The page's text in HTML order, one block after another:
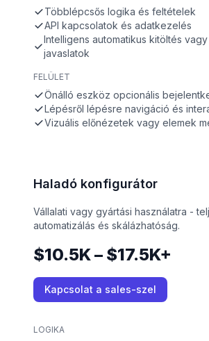
Többlépcsős logika és feltételek
API kapcsolatok és adatkezelés
Intelligens automatikus kitöltés
javaslatok
FELÜLET
Önálló eszköz opcionális
Lépésről lépésre navigáció és
Vizuális előnézetek vagy elemek
Haladó konfigurátor
Vállalati vagy gyártási használatra -
automatizálás és skálázhatóság.
$10.5K – $17.5K+
Kapcsolat a sales-szel
LOGIKA